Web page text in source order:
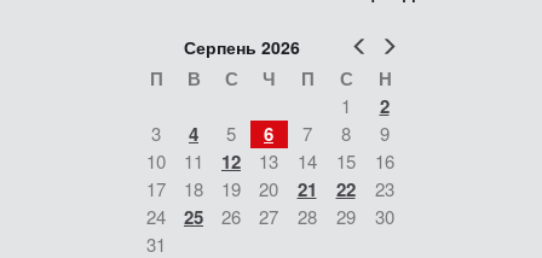
Попер
Серпень 2026
П В С Ч П С Н
1 2
3 4 5 6 7 8
9
10
11 12 13 14 15
16
17
18 19 20 21 22
23
24
25 26 27 28 29
30
31